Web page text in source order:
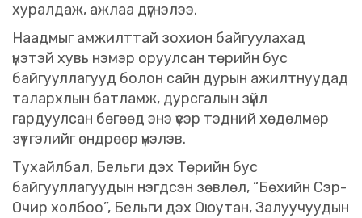
хуралдаж, ажлаа дүгнэлээ.
Наадмыг амжилттай зохион байгуулахад
үнэтэй хувь нэмэр оруулсан төрийн бус
байгууллагууд болон сайн дурын ажилтнуудад
талархлын батламж, дурсгалын зүйл
гардуулсан бөгөөд энэ үеэр тэдний хөдөлмөр
зүтгэлийг өндрөөр үнэлэв.
Тухайлбал, Бельги дэх Төрийн бус
байгууллагуудын нэгдсэн зөвлөл, “Бөхийн Сэр-
Очир холбоо”, Бельги дэх Оюутан, Залуучуудын